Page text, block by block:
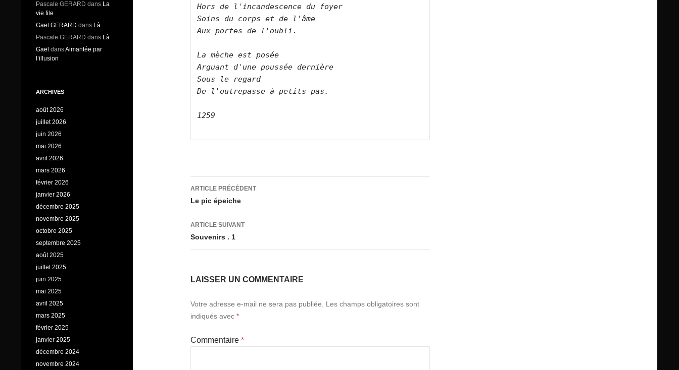
Hors de l'incandescence du foyer
Soins du corps et de l'âme
Aux portes de l'oubli.
La mèche est posée
Arguant d'une poussée dernière
Sous le regard
De l'outrepasse à petits pas.
1259
Navigation
des
articles
ARTICLE PRÉCÉDENT
Le pic épeiche
ARTICLE SUIVANT
Souvenirs . 1
LAISSER UN COMMENTAIRE
Votre adresse e-mail ne sera pas publiée.
Les champs obligatoires sont
indiqués avec *
Commentaire *
Pascale GERARD dans La
vie file
Gael GERARD dans Là
Pascale GERARD dans Là
Gaël dansAimantée par
l’illusion
ARCHIVES
août 2026
juillet 2026
juin 2026
mai 2026
avril 2026
mars 2026
février 2026
janvier 2026
décembre 2025
novembre 2025
octobre 2025
septembre 2025
août 2025
juillet 2025
juin 2025
mai 2025
avril 2025
mars 2025
février 2025
janvier 2025
décembre 2024
novembre 2024